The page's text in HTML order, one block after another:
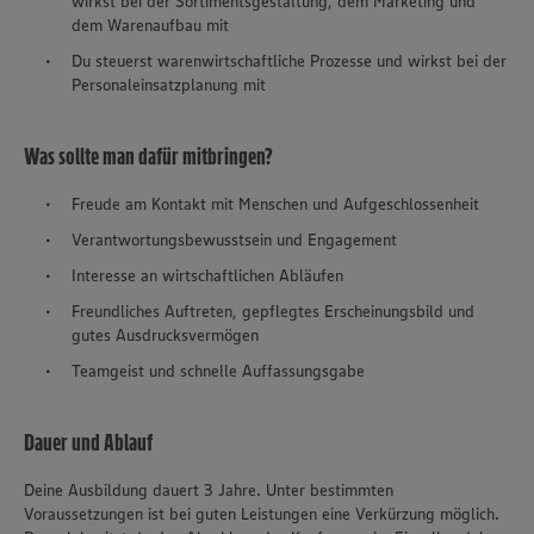
dem Warenaufbau mit
Du steuerst warenwirtschaftliche Prozesse und wirkst bei der
Personaleinsatzplanung mit
Was sollte man dafür mitbringen?
Freude am Kontakt mit Menschen und Aufgeschlossenheit
Verantwortungsbewusstsein und Engagement
Interesse an wirtschaftlichen Abläufen
Freundliches Auftreten, gepflegtes Erscheinungsbild und
gutes Ausdrucksvermögen
Teamgeist und schnelle Auffassungsgabe
Dauer und Ablauf
Deine Ausbildung dauert 3 Jahre. Unter bestimmten
Voraussetzungen ist bei guten Leistungen eine Verkürzung möglich.